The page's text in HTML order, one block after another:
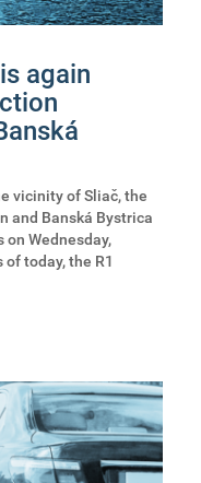
again
vicinity of Sliač, the
and Banská Bystrica
Wednesday,
today, the R1